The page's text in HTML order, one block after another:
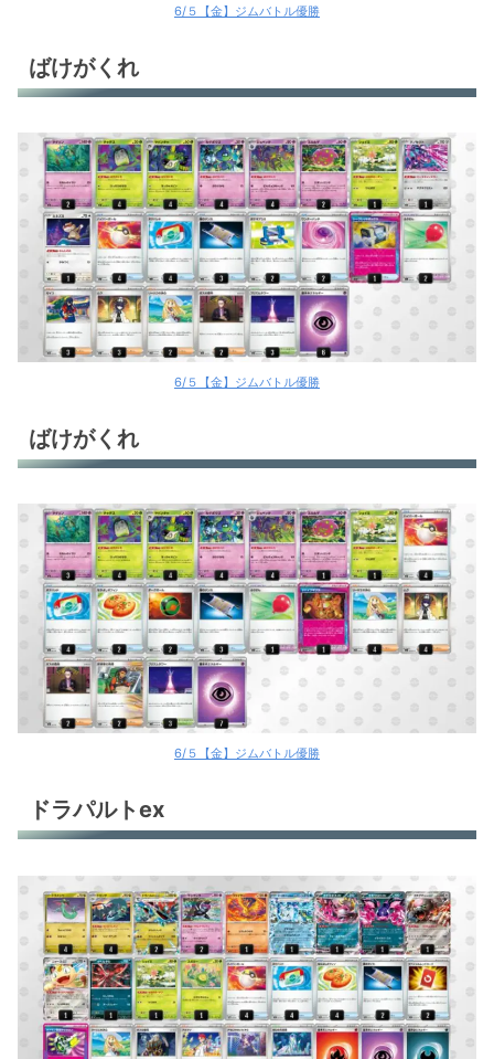
6/５【金】ジムバトル優勝
ばけがくれ
6/５【金】ジムバトル優勝
ばけがくれ
6/５【金】ジムバトル優勝
ドラパルトex